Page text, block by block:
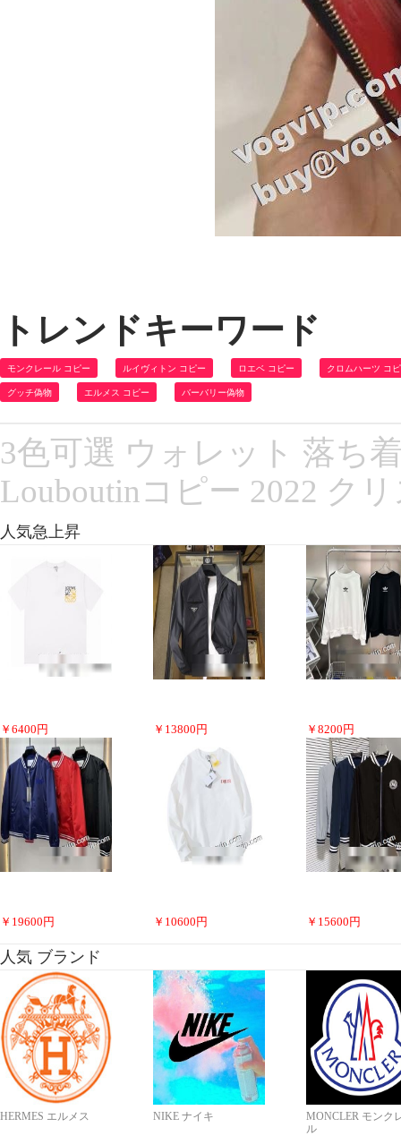
トレンドキーワード
モンクレール コピー ルイヴィトン コピー ロエベ コピー クロムハーツ コ
グッチ偽物 エルメス コピー バーバリー偽物
3色可選 ウォレット 落ち
Louboutinコピー 2022 ク
人気急上昇
￥ 6400 円 ￥ 13800 円 ￥ 8200 円
￥ 19600 円 ￥ 10600 円 ￥ 15600 円
人気 ブランド
HERMES エルメス NIKE ナイキ
MONCLER モンク
ル